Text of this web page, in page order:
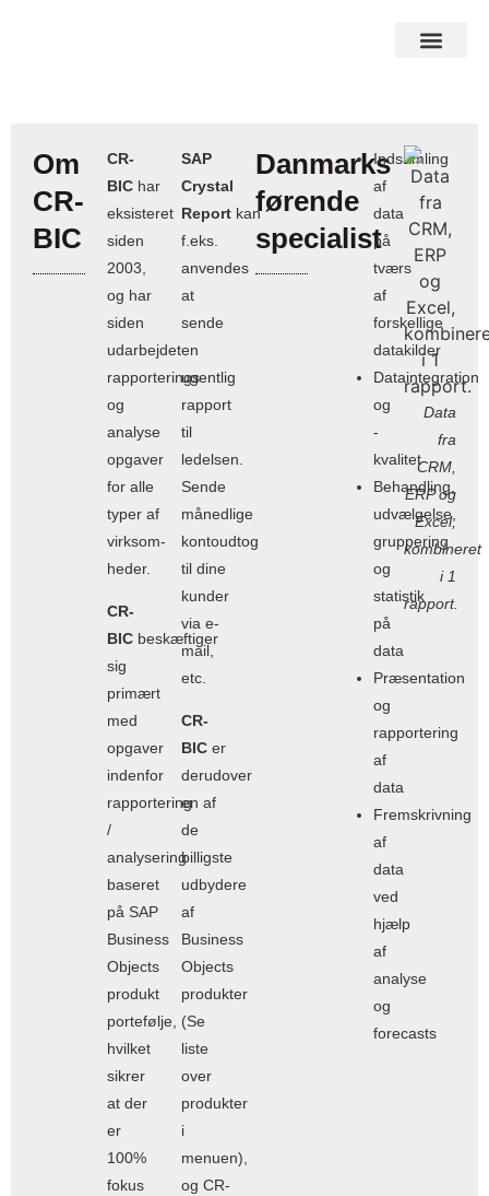
Om
CR-
BIC
CR-
BIC har
eksisteret
siden
2003,
og har
siden
udarbejdet
rapporterings
og
analyse
opgaver
for alle
typer af
virksom-
heder.
CR-
BIC beskæftiger
sig
primært
med
opgaver
indenfor
rapportering
/
analysering
baseret
på SAP
Business
Objects
produkt
portefølje,
hvilket
sikrer
at der
er
100%
fokus
SAP
Crystal
Report kan
f.eks.
anvendes
at
sende
en
ugentlig
rapport
til
ledelsen.
Sende
månedlige
kontoudtog
til dine
kunder
via e-
mail,
etc.
CR-
BIC er
derudover
en af
de
billigste
udbydere
af
Business
Objects
produkter
(Se
liste
over
produkter
i
menuen),
og CR-
Danmarks
førende
specialist
Indsamling
af
data
på
tværs
af
forskellige
datakilder
Dataintegration
og
-
kvalitet
Behandling,
udvælgelse,
gruppering
og
statistik
på
data
Præsentation
og
rapportering
af
data
Fremskrivning
af
data
ved
hjælp
af
analyse
og
forecasts
Data
fra
CRM,
ERP og
Excel,
kombineret
i 1
rapport.